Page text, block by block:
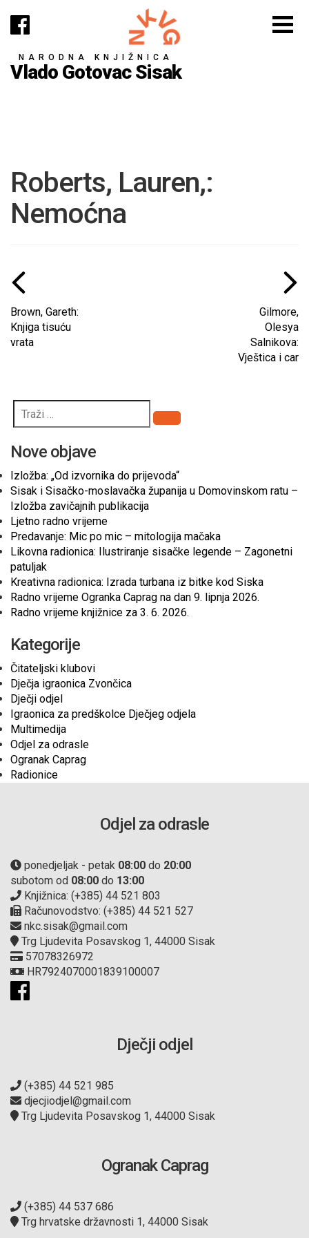
NARODNA KNJIŽNICA
Vlado Gotovac Sisak
Roberts, Lauren,:
Nemoćna
Brown, Gareth:
Knjiga tisuću
vrata
Gilmore,
Olesya
Salnikova:
Vještica i car
Pretraži
Nove objave
Izložba: „Od izvornika do prijevoda“
Sisak i Sisačko-moslavačka županija u Domovinskom ratu –
Izložba zavičajnih publikacija
Ljetno radno vrijeme
Predavanje: Mic po mic – mitologija mačaka
Likovna radionica: Ilustriranje sisačke legende – Zagonetni
patuljak
Kreativna radionica: Izrada turbana iz bitke kod Siska
Radno vrijeme Ogranka Caprag na dan 9. lipnja 2026.
Radno vrijeme knjižnice za 3. 6. 2026.
Kategorije
Čitateljski klubovi
Dječja igraonica Zvončica
Dječji odjel
Igraonica za predškolce Dječjeg odjela
Multimedija
Odjel za odrasle
Ogranak Caprag
Radionice
Odjel za odrasle
ponedjeljak - petak 08:00 do 20:00
subotom od 08:00 do 13:00
Knjižnica: (+385) 44 521 803
Računovodstvo: (+385) 44 521 527
nkc.sisak@gmail.com
Trg Ljudevita Posavskog 1, 44000 Sisak
57078326972
HR7924070001839100007
Dječji odjel
(+385) 44 521 985
djecjiodjel@gmail.com
Trg Ljudevita Posavskog 1, 44000 Sisak
Ogranak Caprag
(+385) 44 537 686
Trg hrvatske državnosti 1, 44000 Sisak